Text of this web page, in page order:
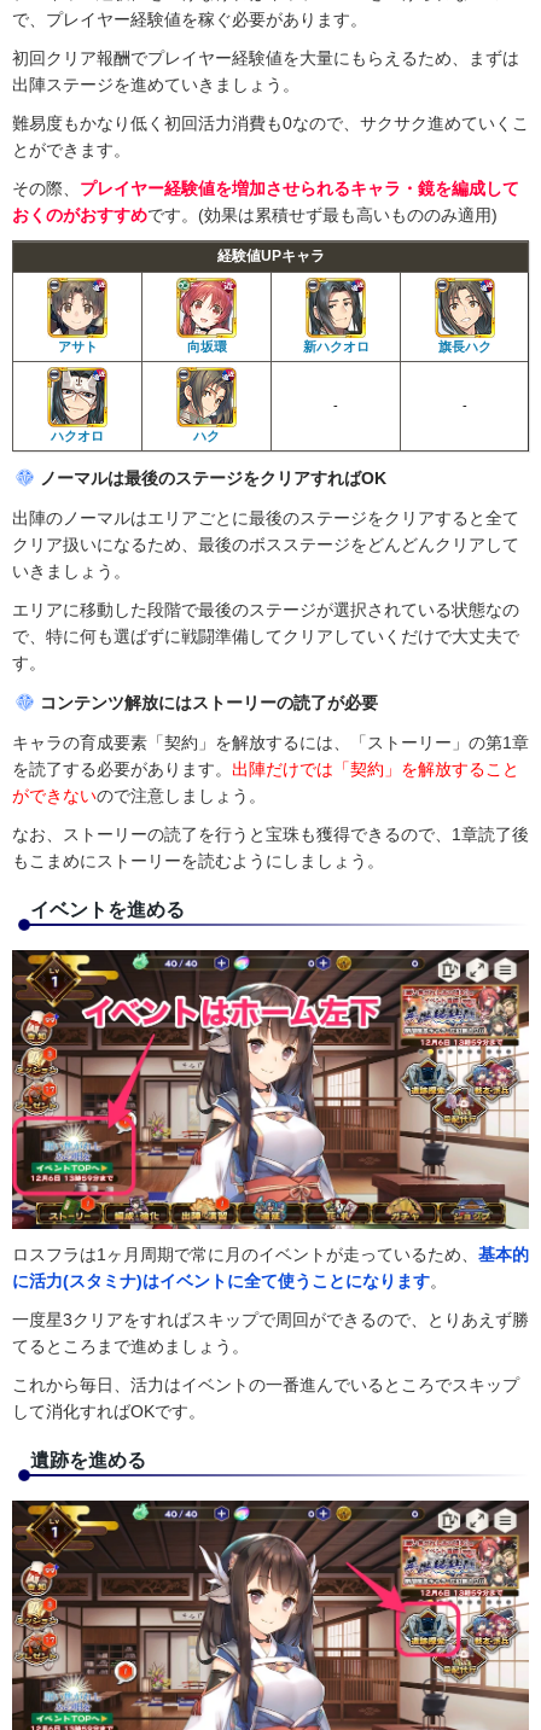
で、プレイヤー経験値を稼ぐ必要があります。
初回クリア報酬でプレイヤー経験値を大量にもらえるため、まずは
出陣ステージを進めていきましょう。
難易度もかなり低く初回活力消費も0なので、サクサク進めていくこ
とができます。
その際、 プレイヤー経験値を増加させられるキャラ・鏡を編成して
おくのがおすすめです。(効果は累積せず最も高いもののみ適用)
経験値UPキャラ
アサト 向坂環 新ハクオロ 旗長ハク
ハクオロ ハク
- -
ノーマルは最後のステージをクリアすればOK
出陣のノーマルはエリアごとに最後のステージをクリアすると全て
クリア扱いになるため、最後のボスステージをどんどんクリアして
いきましょう。
エリアに移動した段階で最後のステージが選択されている状態なの
で、特に何も選ばずに戦闘準備してクリアしていくだけで大丈夫で
す。
コンテンツ解放にはストーリーの読了が必要
キャラの育成要素「契約」を解放するには、「ストーリー」の第1章
を読了する必要があります。 出陣だけでは「契約」を解放すること
ができないので注意しましょう。
なお、ストーリーの読了を行うと宝珠も獲得できるので、1章読了後
もこまめにストーリーを読むようにしましょう。
イベントを進める
ロスフラは1ヶ月周期で常に月のイベントが走っているため、 基本的
に活力(スタミナ)はイベントに全て使うことになります。
一度星3クリアをすればスキップで周回ができるので、とりあえず勝
てるところまで進めましょう。
これから毎日、活力はイベントの一番進んでいるところでスキップ
して消化すればOKです。
遺跡を進める